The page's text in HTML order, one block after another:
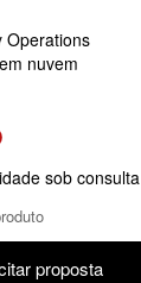
Operations
nuvem
sob consulta
proposta